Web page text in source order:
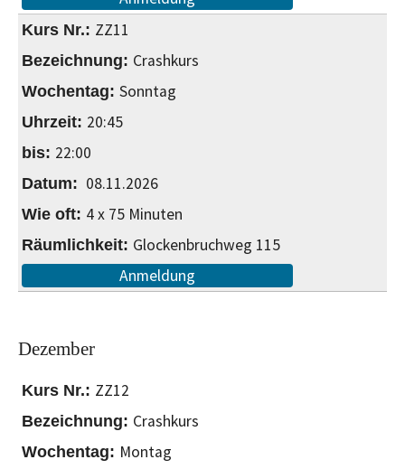
ZZ11
Crashkurs
Sonntag
20:45
22:00
08.11.2026
4 x 75 Minuten
Glockenbruchweg 115
Anmeldung
Dezember
ZZ12
Crashkurs
Montag